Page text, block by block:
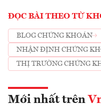
ĐỌC BÀI THEO TỪ
BLOG CHỨNG KHOÁN
NHẬN ĐỊNH CHỨNG
THỊ TRƯỜNG CHỨNG
Mới nhất trên